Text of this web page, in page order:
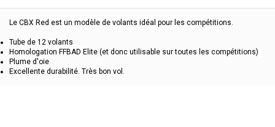
Le CBX Red est un modèle de volants idéal pour les compétitions.
Tube de 12 volants
Homologation FFBAD Elite (et donc utilisable sur toutes les compétitions)
Plume d'oie
Excellente durabilité. Très bon vol.